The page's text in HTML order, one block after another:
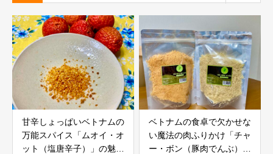
甘辛しょっぱいベトナムの
万能スパイス「ムオイ・オ
ット（塩唐辛子）」の魅力
ベトナムの食卓で欠かせな
い魔法の肉ふりかけ「チャ
ー・ボン（豚肉でんぶ）」